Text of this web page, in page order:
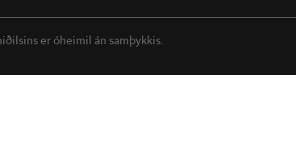
er óheimil án samþykkis.